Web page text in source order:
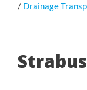
Drainage